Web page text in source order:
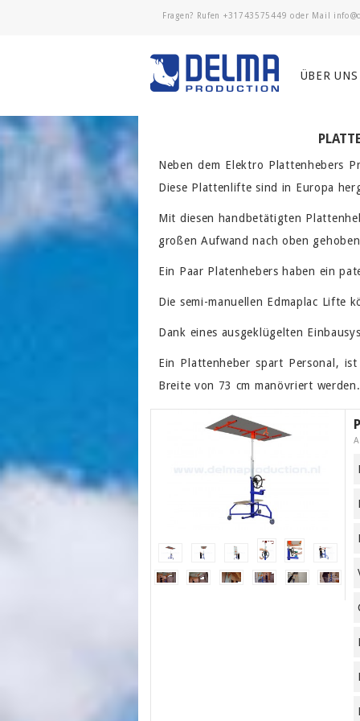
Fragen? Rufen +31743575449 oder Mail
ÜBER UNS
Neben dem Elektro Plattenhebers
Diese Plattenlifte sind in Europa
Mit diesen handbetätigten
großen Aufwand nach oben
Ein Paar Platenhebers haben ein
Die semi-manuellen Edmaplac Lifte
Dank eines ausgeklügelten
Ein Plattenheber spart Personal,
Breite von 73 cm manövriert werden.